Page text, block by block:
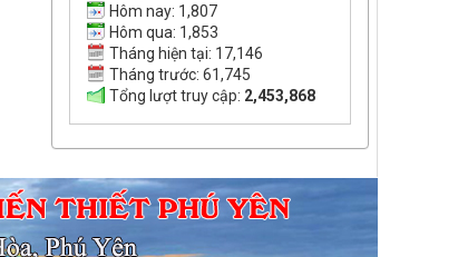
Hôm nay: 1,807
Hôm qua: 1,853
Tháng hiện tại: 17,146
Tháng trước: 61,745
Tổng lượt truy cập: 2,453,868